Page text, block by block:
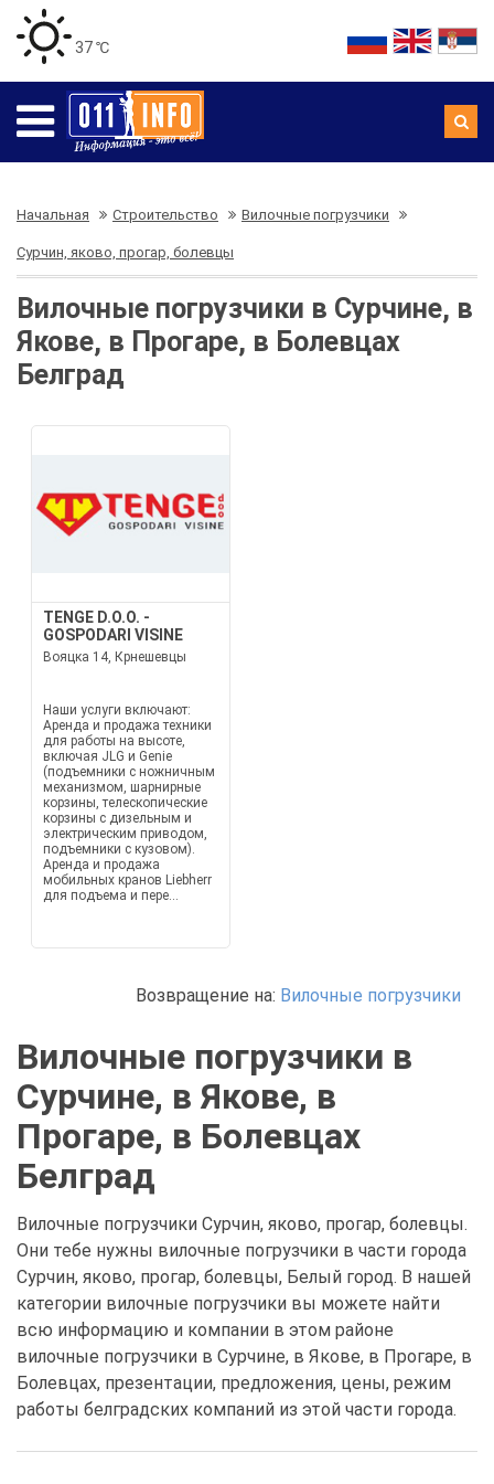
37 ℃
Начальная Строительство Вилочные погрузчики
Сурчин, яково, прогар, болевцы
Вилочные погрузчики в Сурчине, в
Якове, в Прогаре, в Болевцах
Белград
TENGE D.O.O. -
GOSPODARI VISINE
Вояцка 14, Крнешевцы
Наши услуги включают:
Аренда и продажа техники
для работы на высоте,
включая JLG и Genie
(подъемники с ножничным
механизмом, шарнирные
корзины, телескопические
корзины с дизельным и
электрическим приводом,
подъемники с кузовом).
Аренда и продажа
мобильных кранов Liebherr
для подъема и пере...
Возвращение на: Вилочные погрузчики
Вилочные погрузчики в
Сурчине, в Якове, в
Прогаре, в Болевцах
Белград
Вилочные погрузчики Сурчин, яково, прогар, болевцы.
Они тебе нужны вилочные погрузчики в части города
Сурчин, яково, прогар, болевцы, Белый город. В нашей
категории вилочные погрузчики вы можете найти
всю информацию и компании в этом районе
вилочные погрузчики в Сурчине, в Якове, в Прогаре, в
Болевцах, презентации, предложения, цены, режим
работы белградских компаний из этой части города.